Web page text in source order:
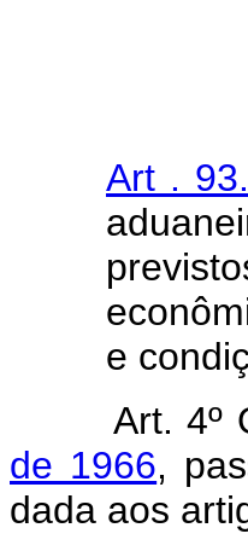
Art . 93.
e
Art. 4º
de 1966,
dada aos